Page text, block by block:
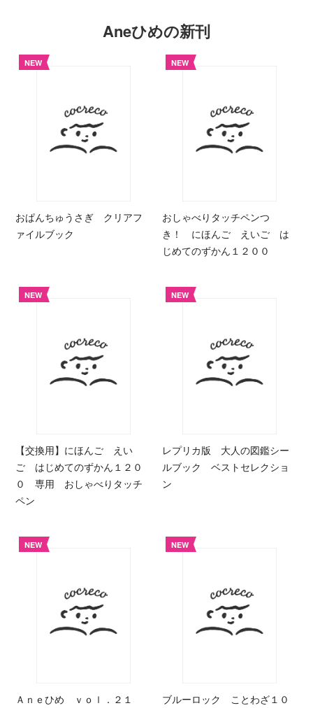
Aneひめの新刊
NEW
おぱんちゅうさぎ クリアフ
ァイルブック
NEW
おしゃべりタッチペンつ
き！ にほんご えいご は
じめてのずかん１２００
NEW
【交換用】にほんご えい
ご はじめてのずかん１２０
０ 専用 おしゃべりタッチ
ペン
NEW
レプリカ版 大人の図鑑シー
ルブック ベストセレクショ
ン
NEW
Ａｎｅひめ ｖｏｌ．２１
NEW
ブルーロック ことわざ１０